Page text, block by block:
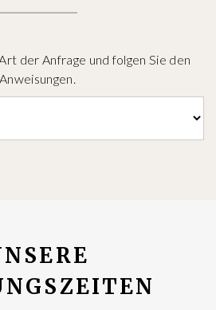
der Anfrage und folgen Sie den
Anweisungen.